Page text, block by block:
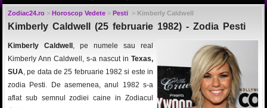
Zodiac24.ro> Horoscop Vedete> Pesti> Kimberly Caldwell
Kimberly Caldwell (25 februarie 1982) - Zodia Pesti
Kimberly Caldwell , pe numele sau real
Kimberly Ann Caldwell, s-a nascut in Texas,
SUA, pe data de 25 februarie 1982 si este in
zodia Pesti. De asemenea, anul 1982 s-a
aflat sub semnul zodiei caine in Zodiacul